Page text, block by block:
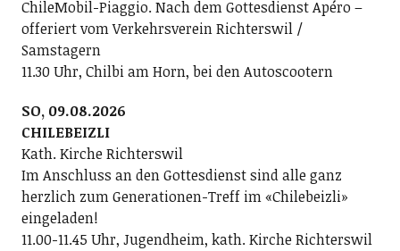
ChileMobil-Piaggio. Nach dem Gottesdienst Apéro –
offeriert vom Verkehrsverein Richterswil /
Samstagern
11.30 Uhr, Chilbi am Horn, bei den Autoscootern
SO, 09.08.2026
CHILEBEIZLI
Kath. Kirche Richterswil
Im Anschluss an den Gottesdienst sind alle ganz
herzlich zum Generationen-Treff im «Chilebeizli»
eingeladen!
11.00-11.45 Uhr, Jugendheim, kath. Kirche Richterswil